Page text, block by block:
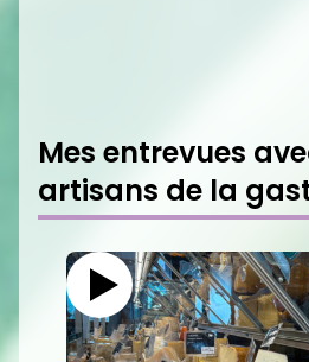
Mes entrevues
artisans de la